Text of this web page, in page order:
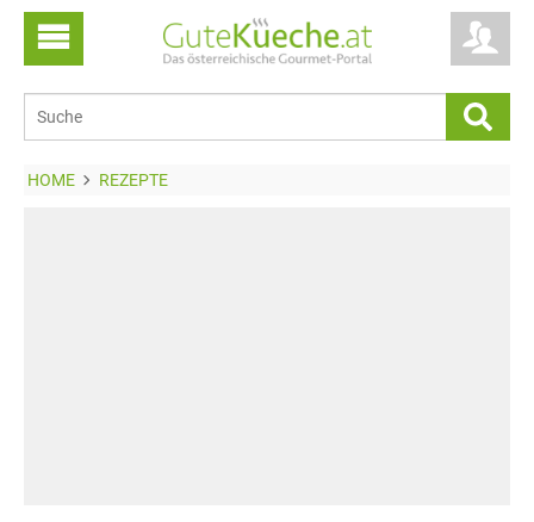
HOME REZEPTE